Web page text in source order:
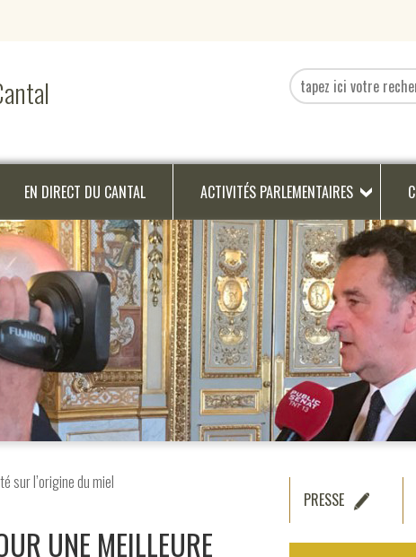
EN DIRECT DU CANTAL ACTIVITÉS PARLEMENTAIRES
sur l’origine du miel
UNE MEILLEURE
PRESSE